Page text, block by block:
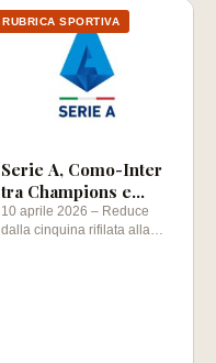
RUBRICA SPORTIVA
Serie A, Como-Inter
tra Champions e
scudetto
10 aprile 2026 – Reduce
dalla cinquina rifilata alla